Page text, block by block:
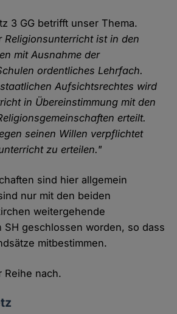
3 GG betrifft unser Thema.
Religionsunterricht ist in den
mit Ausnahme der
ordentliches Lehrfach.
Aufsichtsrechtes wird
in Übereinstimmung mit den
erteilt.
seinen Willen verpflichtet
zu erteilen."
sind hier allgemein
nur mit den beiden
weitergehende
SH geschlossen worden, so dass
mitbestimmen.
Reihe nach.